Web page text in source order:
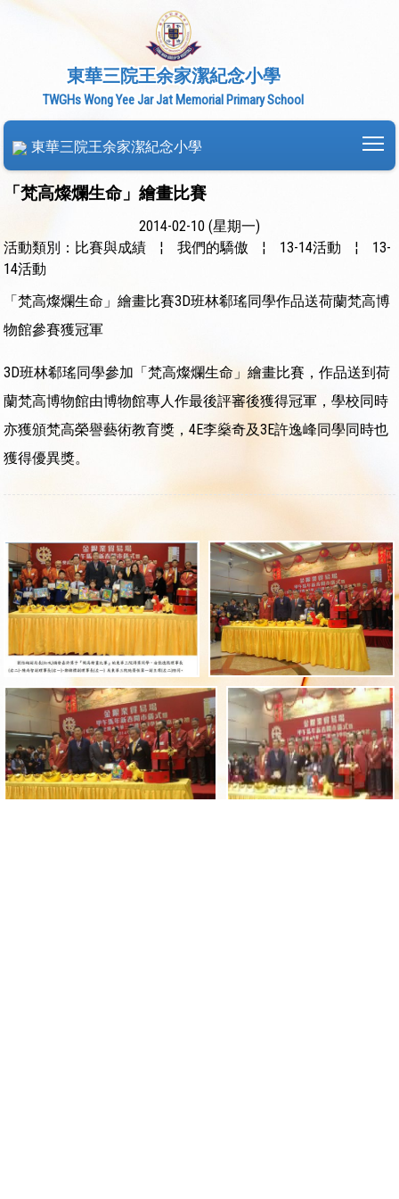
東華三院王余家潔紀念小學
TWGHs Wong Yee Jar Jat Memorial Primary School
東華三院王余家潔紀念小學
「梵高燦爛生命」繪畫比賽
2014-02-10 (星期一)
活動類別：比賽與成績
¦ 我們的驕傲 ¦ 13-14活動 ¦
13-
14活動
「梵高燦爛生命」繪畫比賽3D班林郗瑤同學作品送荷蘭梵高博
物館參賽獲冠軍
3D班林郗瑤同學參加「梵高燦爛生命」繪畫比賽，作品送到荷
蘭梵高博物館由博物館專人作最後評審後獲得冠軍，學校同時
亦獲頒梵高榮譽藝術教育獎，4E李燊奇及3E許逸峰同學同時也
獲得優異獎。